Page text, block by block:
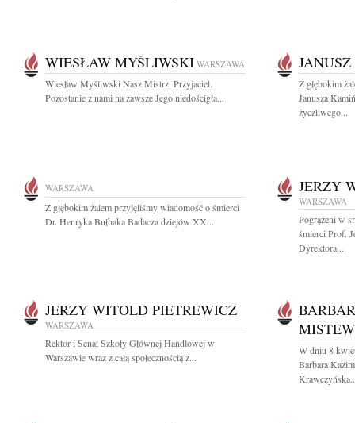
WIESŁAW MYŚLIWSKI WARSZAWA
Wiesław Myśliwski Nasz Mistrz. Przyjaciel.
Pozostanie z nami na zawsze Jego niedościgła...
Z głębokim
Janusza
życzliwego...
WARSZAWA
Z głębokim żalem przyjęliśmy wiadomość o śmierci
Dr. Henryka Bułhaka Badacza dziejów XX...
JERZY
WARSZAWA
Pogrążeni w
śmierci Prof.
Dyrektora...
JERZY WITOLD PIETREWICZ
WARSZAWA
Rektor i Senat Szkoły Głównej Handlowej w
Warszawie wraz z całą społecznością z...
W dniu 8
Barbara